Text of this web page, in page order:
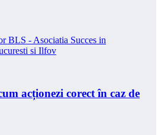
acționezi corect în caz de